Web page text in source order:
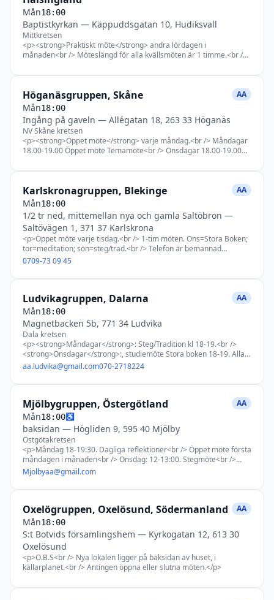
Mån18:00
Baptistkyrkan — Käppuddsgatan 10, Hudiksvall
Mittkretsen
<p><strong>Praktiskt möte</strong> andra lördagen i
månaden<br /> Möteslängd för alla kvällsmöten är 1 timme.<br />
Sön kl 18.00 = Kvinnomöte</p>
Höganäsgruppen, Skåne AA
Mån18:00
Ingång på gaveln — Allégatan 18, 263 33 Höganäs
NV Skåne kretsen
<p><strong>Öppet möte</strong> varje måndag.<br /> Måndagar
18.00-19.00 Öppet möte Temamöte<br /> Onsdagar 18.00-19.00
Steg och Traditionsmöte</p> <p>Första onsdagen i jämn månad
gruppsamvetsmöte.</p>
Karlskronagruppen, Blekinge AA
Mån18:00
1/2 tr ned, mittemellan nya och gamla Saltöbron —
Saltövägen 1, 371 37 Karlskrona
<p>Öppet möte varje tisdag.<br /> 1-tim möten. Ons=Stora Boken;
tor=meditation; sön=steg/trad.<br /> Telefon är bemannad
dagligen 30 min innan möte och under hela mötet. Övrig tid,
<p>GPS: 56.16502, 15.56938</p>
0709-73 09 45
Ludvikagruppen, Dalarna AA
Mån18:00
Magnetbacken 5b, 771 34 Ludvika
Dala kretsen
<p><strong>Måndagar</strong>: Steg/Tradition kl 18-19.<br />
<strong>Onsdagar</strong>:, studiemöte Stora boken 18-19. Alla
välkomna oavsett var man är i boken (ej intern studiegrupp). slutet
möte.<br /> Sista onsdag i månad <span data-olk-copy-
source="MessageBody">praktiskt möte 17.30-18.00 innan vanligt
/> <strong>Lördagar</strong>: öppet temamöte1 tim</p>
<p>&nbsp;</p> <p>&nbsp;</p>
aa.ludvika@gmail.com070-2718224
Mjölbygruppen, Östergötland AA
Mån18:00♿
baksidan — Högliden 9, 595 40 Mjölby
Östgötakretsen
<p>Måndag 18-19:30. Dagliga reflektioner<br /> Öppet möte första
måndagen i månaden<br /> Onsdag: 12-13:00. Stegmöte<br />
Torsdag: 18-19:00 Kom till tro<br /> Fredag: 18-19:00. Stora
boken<br /> Lördag: 10:11:00. Traditioner</p> <p>&nbsp;</p>
Mjolbyaa@gmail.com
Oxelögruppen, Oxelösund, Södermanland AA
Mån18:00
S:t Botvids församlingshem — Kyrkogatan 12, 613 30
Oxelösund
<p>O.B.S<br /> Nya lokalen ligger på baksidan av huset, i
källarplanet.<br /> Antingen öppna eller slutna möten.</p>